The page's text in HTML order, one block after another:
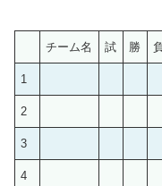
チーム名 試 勝 負
1
2
3
4